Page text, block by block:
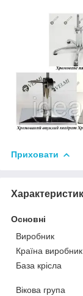
Приховати
Основні
Виробник
Країна виробник
База крісла
Вікова група